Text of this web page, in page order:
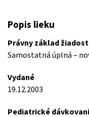
Popis lieku
Právny základ
Samostatná úplná –
Vydané
19.12.2003
Pediatrické